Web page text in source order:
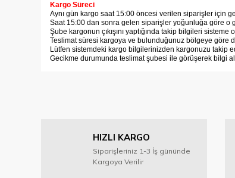
Kargo Süreci
Aynı gün kargo saat 15:00 öncesi verilen siparişler için
Saat 15:00 dan sonra gelen siparişler yoğunluğa göre o
Şube kargonun çıkışını yaptığında takip bilgileri sisteme
Teslimat süresi kargoya ve bulunduğunuz bölgeye göre
Lütfen sistemdeki kargo bilgilerinizden kargonuzu takip
Gecikme durumunda teslimat şubesi ile görüşerek bilgi
Ürün bilgilerinde hatalar bulunuyor.
HIZLI KARGO
Siparişleriniz 1-3 İş gününde
Kargoya Verilir